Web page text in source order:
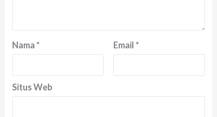
Nama* Email*
Situs Web